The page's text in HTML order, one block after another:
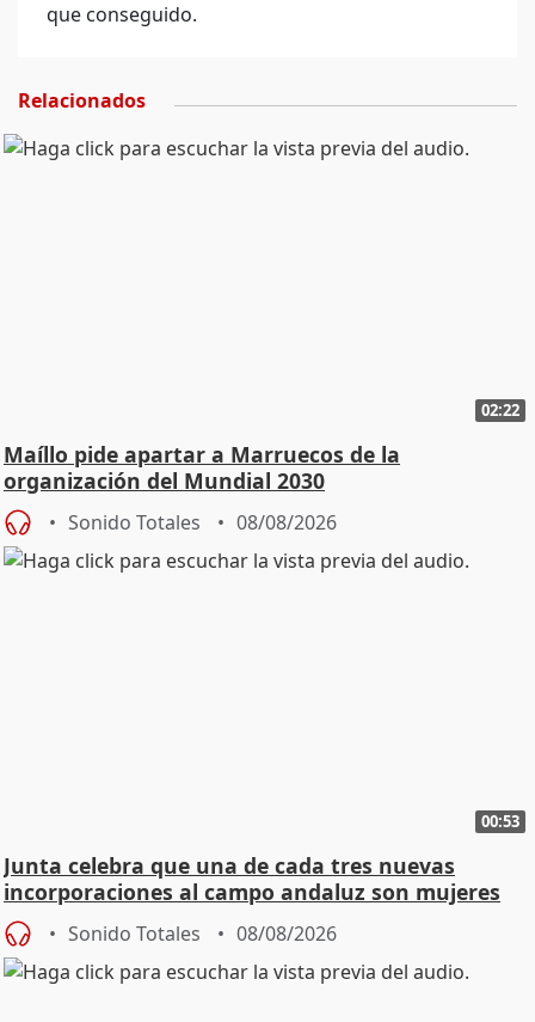
que conseguido.
Relacionados
02:22
Maíllo pide apartar a Marruecos de la
organización del Mundial 2030
Sonido Totales 08/08/2026
00:53
Junta celebra que una de cada tres nuevas
incorporaciones al campo andaluz son mujeres
jóvenes
Sonido Totales 08/08/2026